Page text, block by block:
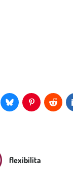
BlueskyPinterestReddit
flexibilita